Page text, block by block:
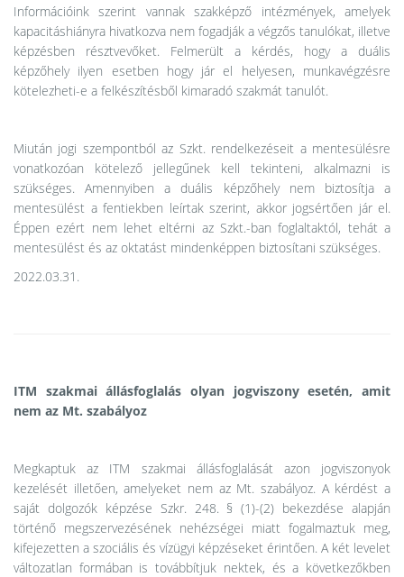
Információink szerint vannak szakképző intézmények, amelyek
kapacitáshiányra hivatkozva nem fogadják a végzős tanulókat, illetve
képzésben résztvevőket. Felmerült a kérdés, hogy a duális
képzőhely ilyen esetben hogy jár el helyesen, munkavégzésre
kötelezheti-e a felkészítésből kimaradó szakmát tanulót.
Miután jogi szempontból az Szkt. rendelkezéseit a mentesülésre
vonatkozóan kötelező jellegűnek kell tekinteni, alkalmazni is
szükséges. Amennyiben a duális képzőhely nem biztosítja a
mentesülést a fentiekben leírtak szerint, akkor jogsértően jár el.
Éppen ezért nem lehet eltérni az Szkt.-ban foglaltaktól, tehát a
mentesülést és az oktatást mindenképpen biztosítani szükséges.
2022.03.31.
ITM szakmai állásfoglalás olyan jogviszony esetén, amit
nem az Mt. szabályoz
Megkaptuk az ITM szakmai állásfoglalását azon jogviszonyok
kezelését illetően, amelyeket nem az Mt. szabályoz. A kérdést a
saját dolgozók képzése Szkr. 248. § (1)-(2) bekezdése alapján
történő megszervezésének nehézségei miatt fogalmaztuk meg,
kifejezetten a szociális és vízügyi képzéseket érintően. A két levelet
változatlan formában is továbbítjuk nektek, és a következőkben